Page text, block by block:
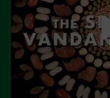
Giugno 2023
Maggio 2023
Aprile 2023
Marzo 2023
Febbraio 2023